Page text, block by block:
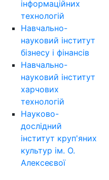
інформаційних
технологій
Навчально-
науковий інститут
бізнесу і фінансів
Навчально-
науковий інститут
харчових
технологій
Науково-
дослідний
інститут круп'яних
культур ім. О.
Алексеєвої